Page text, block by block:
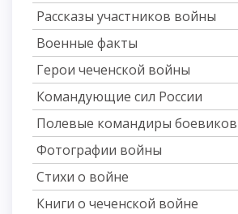
Рассказы участников войны
Военные факты
Герои чеченской войны
Командующие сил России
Полевые командиры боевиков
Фотографии войны
Стихи о войне
Книги о чеченской войне